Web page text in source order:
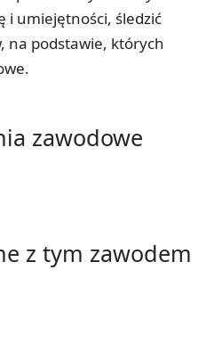
i umiejętności, śledzić
na podstawie, których
zawodowe
z tym zawodem